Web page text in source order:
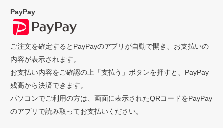
PayPay
ご注文を確定するとPayPayのアプリが自動で開き、お支払いの
内容が表示されます。
お支払い内容をご確認の上「支払う」ボタンを押すと、PayPay
残高から決済できます。
パソコンでご利用の方は、画面に表示されたQRコードをPayPay
のアプリで読み取ってお支払いください。